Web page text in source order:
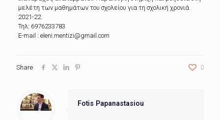
μελέτη των μαθημάτων του σχολείου για τη σχολική χρονιά
2021-22.
Τηλ: 6976233783
E-mail : eleni.mentizi@gmail.com
Share 0
Fotis Papanastasiou